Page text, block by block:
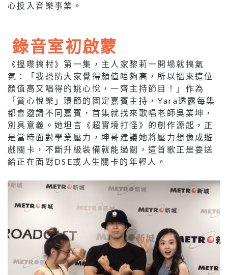
心投入音樂事業。
錄音室初啟蒙
《搵嚟搞村》第一集，主人家黎莉一開場就搞氣
氛：「我恐防大家覺得顏值唔夠高，所以搵來這位
顏值高又唱得的姚心悅，一齊主持節目！」作為
「賞心悅樂」環節的固定嘉賓主持，Yara透露每集
都會邀請不同嘉賓，首集就找來歌唱老師吳業坤，
別具意義。她坦言《超實境打怪》的創作源起，正
是當時面對學業壓力，坤哥建議她將壓力想像成遊
戲關卡，不斷升級裝備就能過關，這首歌正是要送
給正在面對DSE或人生關卡的年輕人。